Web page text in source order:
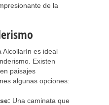
de la
Alcollarín es ideal
Existen
paisajes
algunas opciones:
Una caminata que